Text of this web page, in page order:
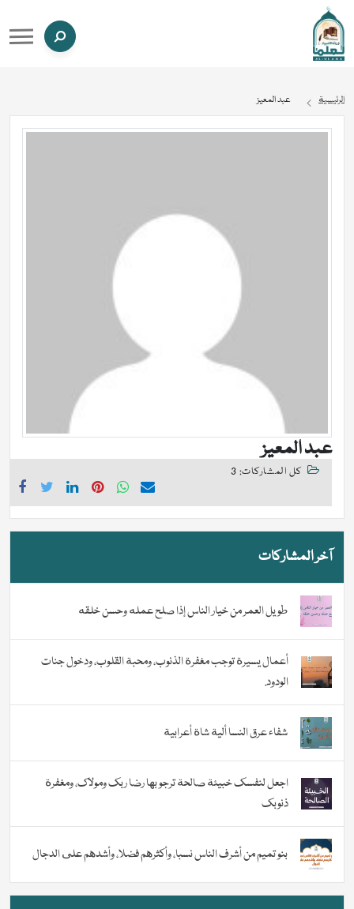
الرئيسية عبد المعیز
عبد المعیز
كل المشاركات: 3
آخر المشاركات
طويل العمر من خيار الناس إذا صلح عمله وحسن خلقه
أعمال يسيرة توجب مغفرة الذنوب، ومحبة القلوب، ودخول جنات
الودود.
شفاء عرق النسا ألية شاة أعرابية
اجعل لنفسك خبيئة صالحة ترجو بها رضا ربك ومولاك، ومغفرة
ذنوبك
بنو تميم من أشرف الناس نسبا، وأكثرهم فضلا، وأشدهم على الدجال